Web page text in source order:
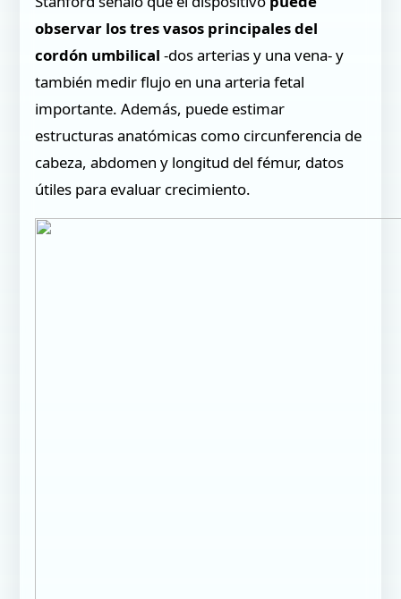
observar los tres vasos principales del
cordón umbilical-dos arterias y una vena- y
también medir flujo en una arteria fetal
importante. Además, puede estimar
estructuras anatómicas como circunferencia de
cabeza, abdomen y longitud del fémur, datos
útiles para evaluar crecimiento.